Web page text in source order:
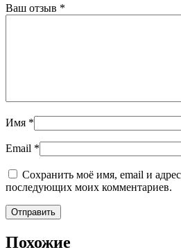
Ваш отзыв *
Имя *
Email *
Сохранить моё имя, email и
последующих моих комментариев.
Похожие